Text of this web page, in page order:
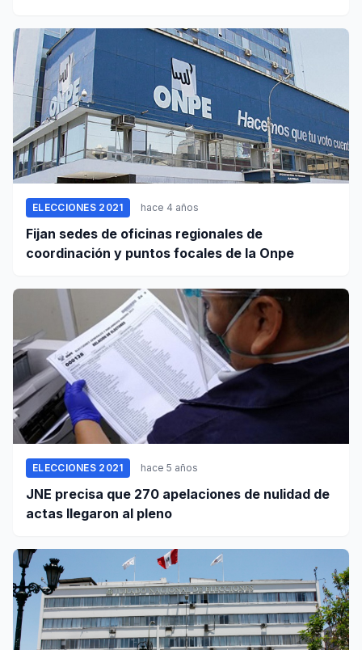
ELECCIONES 2021 hace 4 años
Fijan sedes de oficinas regionales de
coordinación y puntos focales de la Onpe
ELECCIONES 2021 hace 5 años
JNE precisa que 270 apelaciones de nulidad de
actas llegaron al pleno